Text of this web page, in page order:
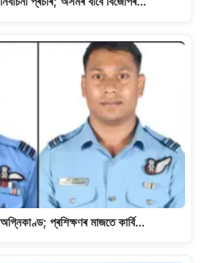
প্ৰশিক্ষণৰ মাজতে কাৰ্বি…